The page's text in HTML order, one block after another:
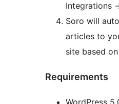
Integrations
Soro will
articles to
site based
Requirements